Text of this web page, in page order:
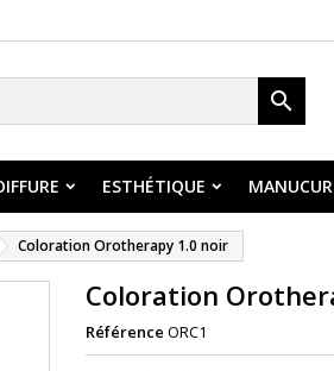

ESTHÉTIQUE
Coloration Orotherapy 1.0 noir
Coloration
Référence ORC1